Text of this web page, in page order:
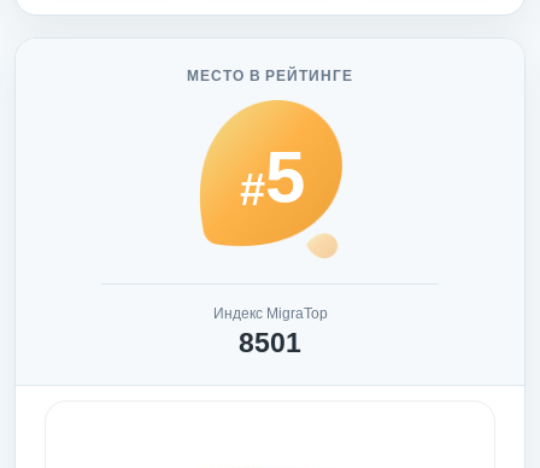
МЕСТО В РЕЙТИНГЕ
#5
Индекс MigraTop
8501